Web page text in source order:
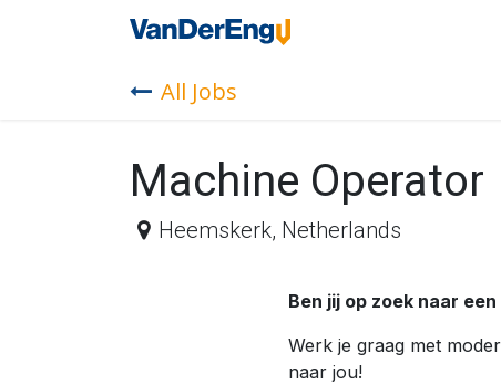
All Jobs
Machine Operator
Heemskerk, Netherlands
Ben jij op zoek naar
Werk je graag met
naar jou!